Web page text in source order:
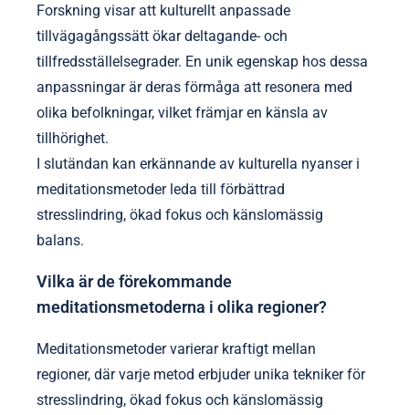
Forskning visar att kulturellt anpassade
tillvägagångssätt ökar deltagande- och
tillfredsställelsegrader. En unik egenskap hos dessa
anpassningar är deras förmåga att resonera med
olika befolkningar, vilket främjar en känsla av
tillhörighet.
I slutändan kan erkännande av kulturella nyanser i
meditationsmetoder leda till förbättrad
stresslindring, ökad fokus och känslomässig
balans.
Vilka är de förekommande
meditationsmetoderna i olika regioner?
Meditationsmetoder varierar kraftigt mellan
regioner, där varje metod erbjuder unika tekniker för
stresslindring, ökad fokus och känslomässig